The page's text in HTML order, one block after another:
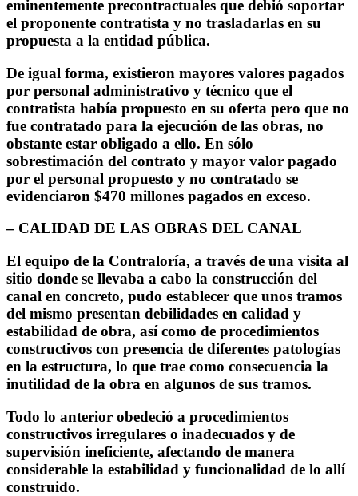
eminentemente precontractuales que debió soportar
el proponente contratista y no trasladarlas en su
propuesta a la entidad pública.
De igual forma, existieron mayores valores pagados
por personal administrativo y técnico que el
contratista había propuesto en su oferta pero que no
fue contratado para la ejecución de las obras, no
obstante estar obligado a ello. En sólo
sobrestimación del contrato y mayor valor pagado
por el personal propuesto y no contratado se
evidenciaron $470 millones pagados en exceso.
– CALIDAD DE LAS OBRAS DEL CANAL
El equipo de la Contraloría, a través de una visita al
sitio donde se llevaba a cabo la construcción del
canal en concreto, pudo establecer que unos tramos
del mismo presentan debilidades en calidad y
estabilidad de obra, así como de procedimientos
constructivos con presencia de diferentes patologías
en la estructura, lo que trae como consecuencia la
inutilidad de la obra en algunos de sus tramos.
Todo lo anterior obedeció a procedimientos
constructivos irregulares o inadecuados y de
supervisión ineficiente, afectando de manera
considerable la estabilidad y funcionalidad de lo allí
construido.